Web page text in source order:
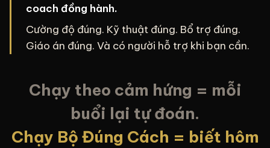
coach đồng hành.
Cường độ đúng. Kỹ thuật đúng. Bổ trợ đúng.
Giáo án đúng. Và có người hỗ trợ khi bạn cần.
Chạy theo cảm hứng = mỗi
buổi lại tự đoán.
Chạy Bộ Đúng Cách = biết hôm